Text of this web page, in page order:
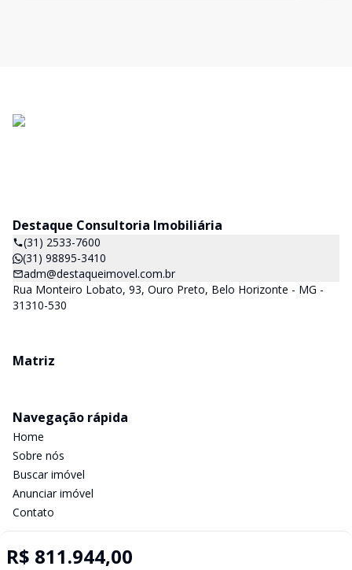
R$ 811.944,00
Destaque Consultoria Imobiliária
(31) 2533-7600
(31) 98895-3410
adm@destaqueimovel.com.br
Rua Monteiro Lobato, 93, Ouro Preto, Belo Horizonte - MG -
31310-530
Matriz
Navegação rápida
Home
Sobre nós
Buscar imóvel
Anunciar imóvel
Contato